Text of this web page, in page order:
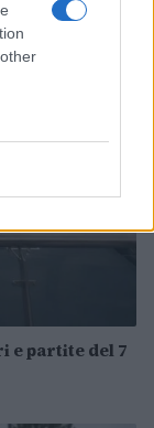
e partite del 7